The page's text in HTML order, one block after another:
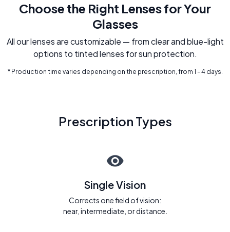
Choose the Right Lenses for Your
Glasses
All our lenses are customizable — from clear and blue-light
options to tinted lenses for sun protection.
* Production time varies depending on the prescription, from 1 - 4 days.
Prescription Types
Single Vision
Corrects one field of vision:
near, intermediate, or distance.